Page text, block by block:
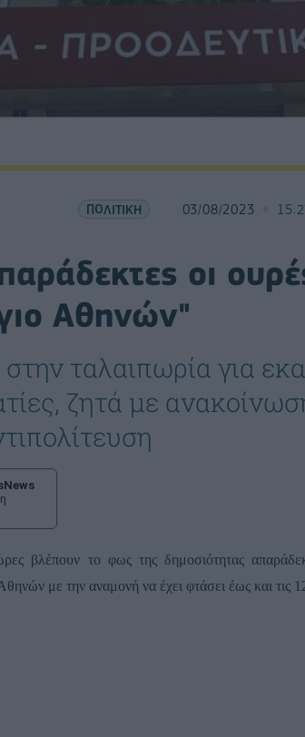
ΠΟΛΙΤΙΚΗ 03/08/2023
οι
Αθηνών"
ταλαιπωρία για
ζητά με
ώρες βλέπουν το φως της δημοσιότητας
με την αναμονή να έχει φτάσει έως και τις